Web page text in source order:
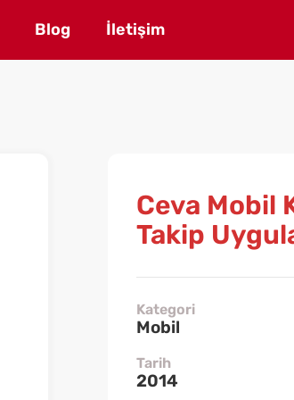
Blog İletişim
Ceva Mobil
Takip
Kategori
Mobil
Tarih
2014